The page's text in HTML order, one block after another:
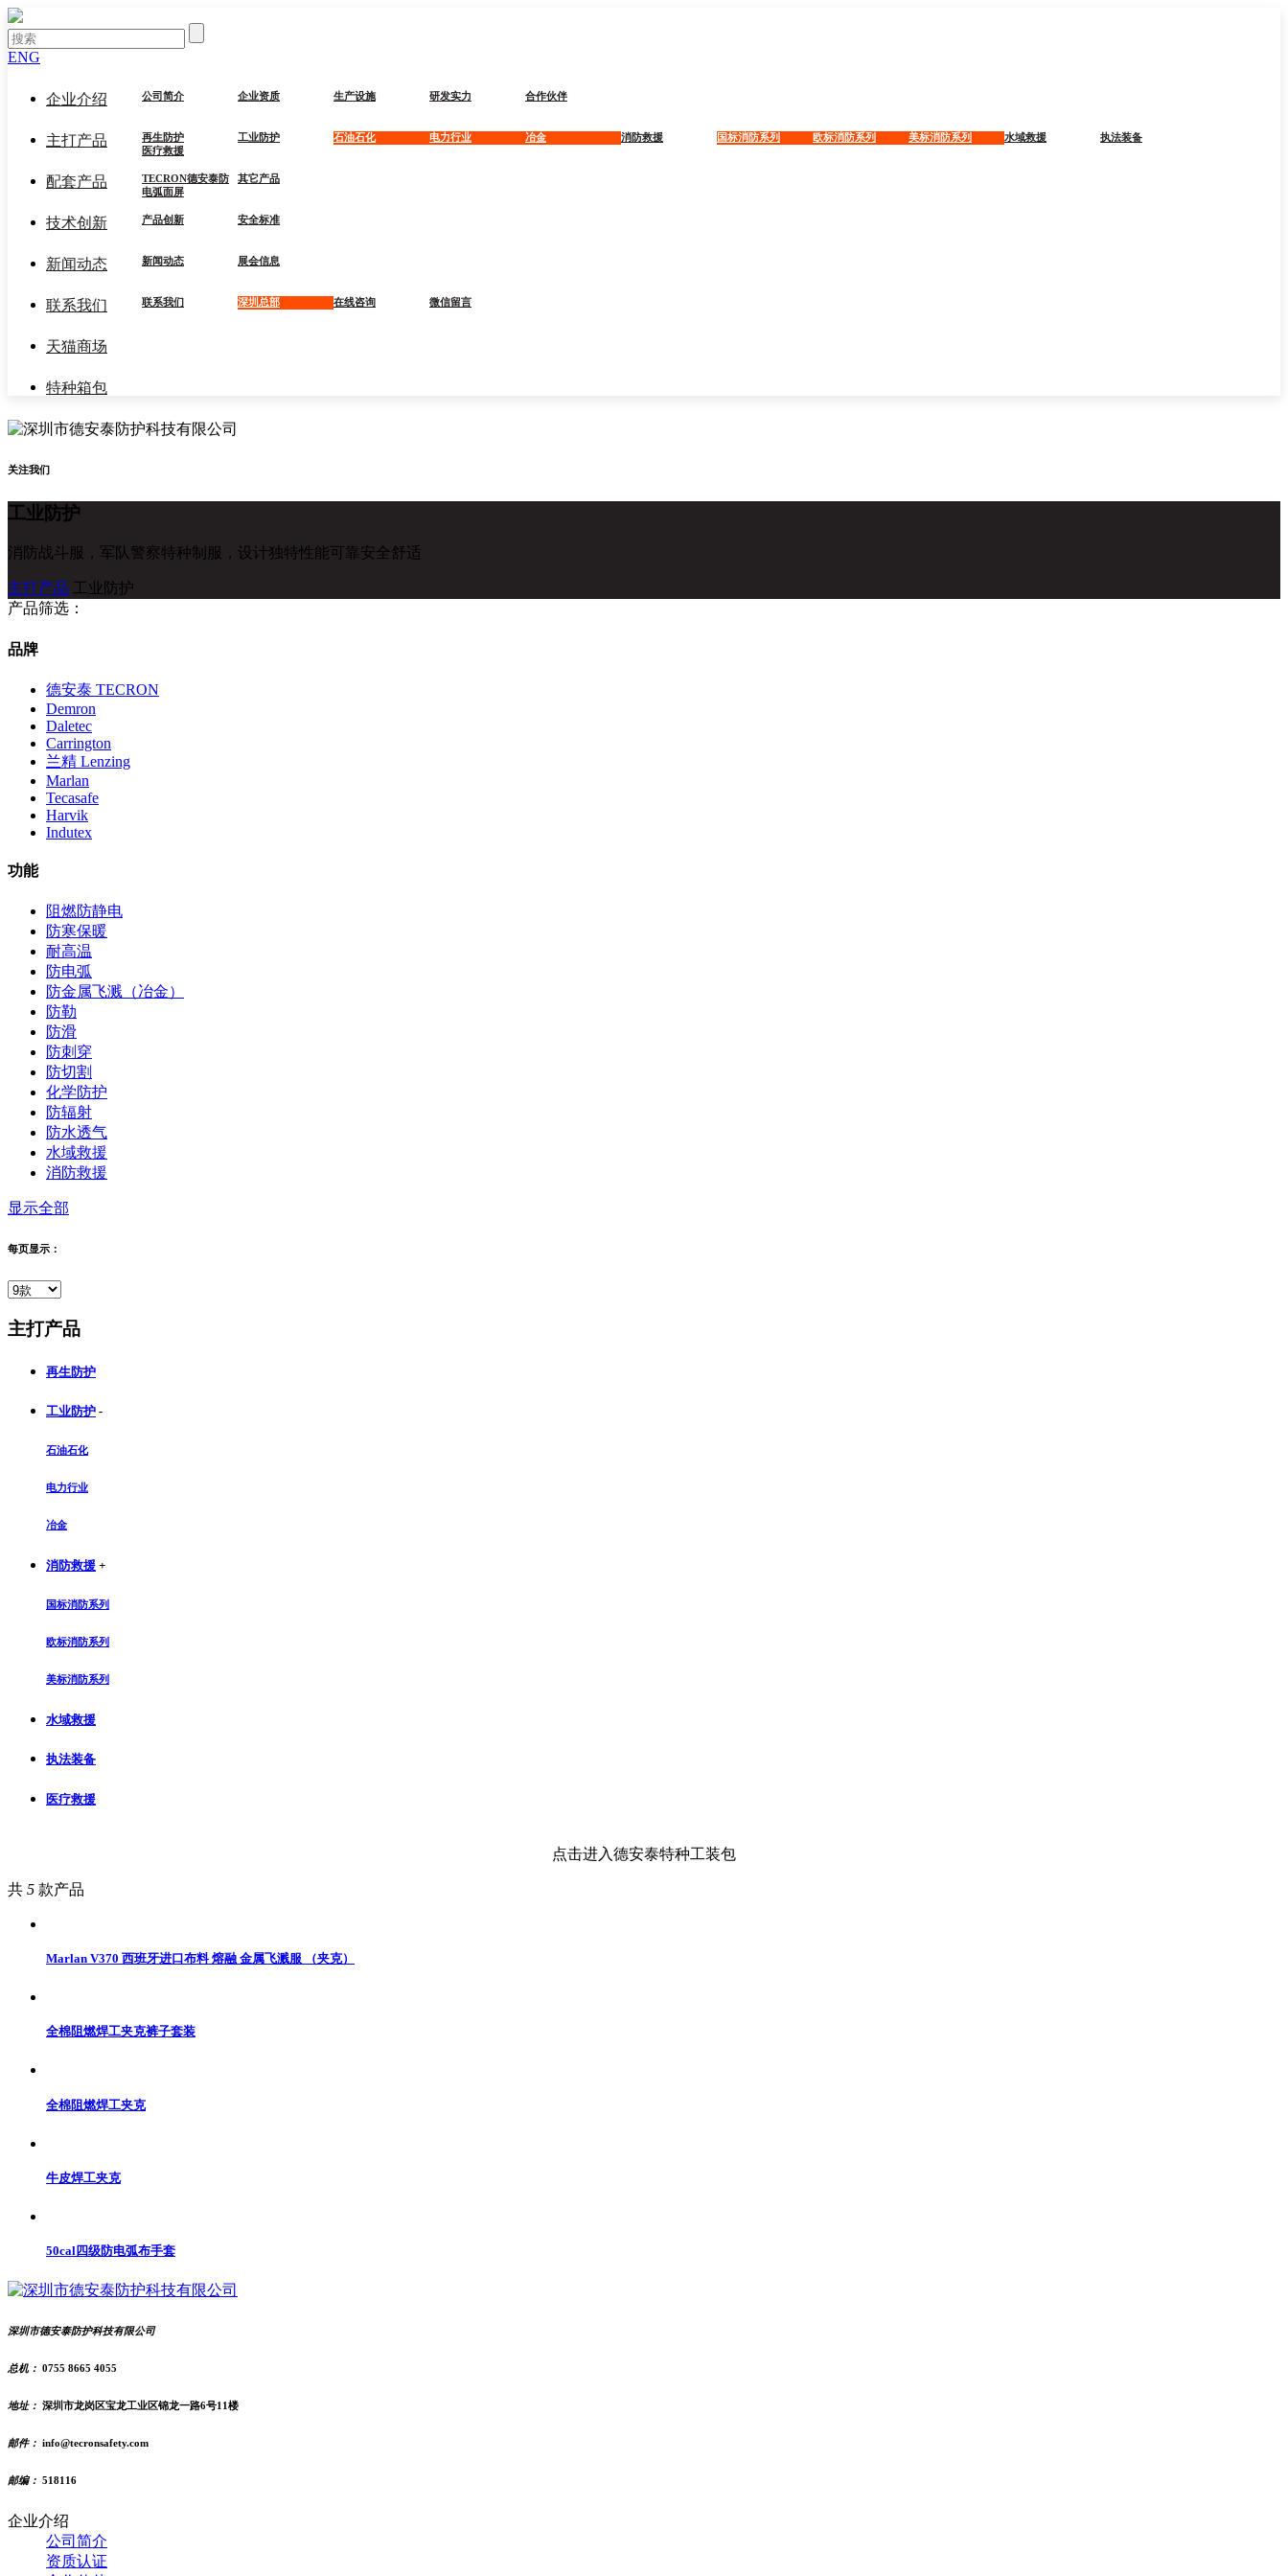
ENG
企业介绍 公司简介 企业资质 生产设施 研发实力 合作伙伴
主打产品 再生防护 工业防护 石油石化 电力行业 冶金 消防救援 国标消防系列 欧标消防系列 美标消防系列 水域救援
执法装备
医疗救援
配套产品
TECRON德安泰防
电弧面屏
其它产品
技术创新 产品创新 安全标准
新闻动态 新闻动态 展会信息
联系我们 联系我们 深圳总部 在线咨询 微信留言
天猫商场
特种箱包
关注我们
工业防护
消防战斗服，军队警察特种制服，设计独特性能可靠安全舒适
主打产品 工业防护
产品筛选：
品牌
德安泰 TECRON
Demron
Daletec
Carrington
兰精 Lenzing
Marlan
Tecasafe
Harvik
Indutex
功能
阻燃防静电
防寒保暖
耐高温
防电弧
防金属飞溅（冶金）
防勒
防滑
防刺穿
防切割
化学防护
防辐射
防水透气
水域救援
消防救援
显示全部
每页显示：
主打产品
再生防护
工业防护 -
石油石化
电力行业
冶金
消防救援 +
国标消防系列
欧标消防系列
美标消防系列
水域救援
执法装备
医疗救援
点击进入德安泰特种工装包
共 5 款产品
Marlan V370 西班牙进口布料 熔融 金属飞溅服 （夹克）
全棉阻燃焊工夹克裤子套装
全棉阻燃焊工夹克
牛皮焊工夹克
50cal四级防电弧布手套
深圳市德安泰防护科技有限公司
总机： 0755 8665 4055
地址： 深圳市龙岗区宝龙工业区锦龙一路6号11楼
邮件： info@tecronsafety.com
邮编： 518116
企业介绍
公司简介
资质认证